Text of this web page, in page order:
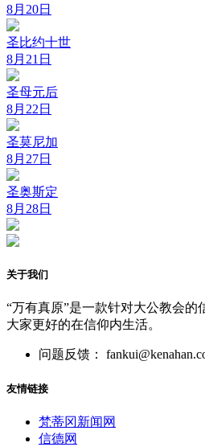
8月20日
圣比约十世
8月21日
圣母元后
8月22日
圣莫尼加
8月27日
圣奥斯定
8月28日
关于我们
“万有真原”是一款针对大公教会的
大家更好的在信仰内生活。
问题反馈：
友情链接
梵蒂冈新闻网
信德网